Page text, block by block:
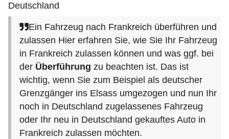
Deutschland
Ein Fahrzeug nach Frankreich überführen und
zulassen Hier erfahren Sie, wie Sie Ihr Fahrzeug
in Frankreich zulassen können und was ggf. bei
der Überführung zu beachten ist. Das ist
wichtig, wenn Sie zum Beispiel als deutscher
Grenzgänger ins Elsass umgezogen und nun Ihr
noch in Deutschland zugelassenes Fahrzeug
oder Ihr neu in Deutschland gekauftes Auto in
Frankreich zulassen möchten.